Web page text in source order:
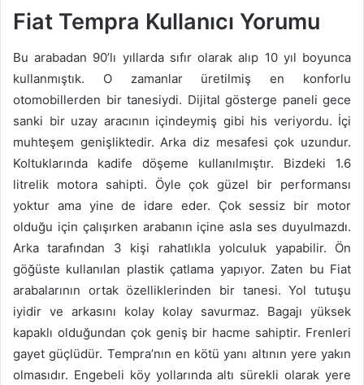
Fiat Tempra Kullanıcı Yorumu
Bu arabadan 90’lı yıllarda sıfır olarak alıp 10 yıl boyunca
kullanmıştık. O zamanlar üretilmiş en konforlu
otomobillerden bir tanesiydi. Dijital gösterge paneli gece
sanki bir uzay aracının içindeymiş gibi his veriyordu. İçi
muhteşem genişliktedir. Arka diz mesafesi çok uzundur.
Koltuklarında kadife döşeme kullanılmıştır. Bizdeki 1.6
litrelik motora sahipti. Öyle çok güzel bir performansı
yoktur ama yine de idare eder. Çok sessiz bir motor
olduğu için çalışırken arabanın içine asla ses duyulmazdı.
Arka tarafından 3 kişi rahatlıkla yolculuk yapabilir. Ön
göğüste kullanılan plastik çatlama yapıyor. Zaten bu Fiat
arabalarının ortak özelliklerinden bir tanesi. Yol tutuşu
iyidir ve arkasını kolay kolay savurmaz. Bagajı yüksek
kapaklı olduğundan çok geniş bir hacme sahiptir. Frenleri
gayet güçlüdür. Tempra’nın en kötü yanı altının yere yakın
olmasıdır. Engebeli köy yollarında altı sürekli olarak yere